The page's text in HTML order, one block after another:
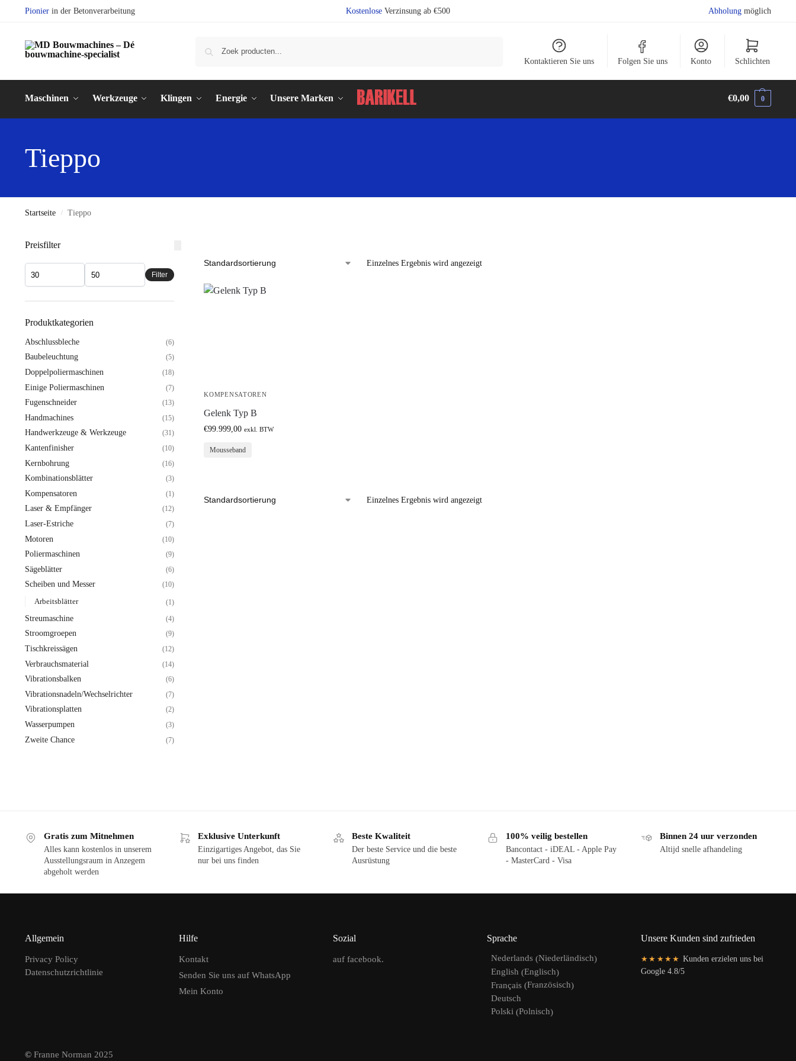
Pionierin der Betonverarbeitung Kostenlose Verzinsung ab €500 Abholung möglich
Kontaktieren Sie uns Folgen Sie uns Konto Schlichten
Maschinen Werkzeuge Klingen Energie Unsere Marken €0,00 0
Tieppo
Startseite / Tieppo
Einzelnes Ergebnis wird angezeigt
KOMPENSATOREN
Gelenk Typ B
€99.999,00 exkl. BTW
Mousseband
Einzelnes Ergebnis wird angezeigt
Preisfilter
Filter
Produktkategorien
Abschlussbleche (6)
Baubeleuchtung (5)
Doppelpoliermaschinen (18)
Einige Poliermaschinen (7)
Fugenschneider (13)
Handmachines (15)
Handwerkzeuge & Werkzeuge (31)
Kantenfinisher (10)
Kernbohrung (16)
Kombinationsblätter (3)
Kompensatoren (1)
Laser & Empfänger (12)
Laser-Estriche (7)
Motoren (10)
Poliermaschinen (9)
Sägeblätter (6)
Scheiben und Messer (10)
Arbeitsblätter (1)
Streumaschine (4)
Stroomgroepen (9)
Tischkreissägen (12)
Verbrauchsmaterial (14)
Vibrationsbalken (6)
Vibrationsnadeln/Wechselrichter (7)
Vibrationsplatten (2)
Wasserpumpen (3)
Zweite Chance (7)
Gratis zum Mitnehmen
Alles kann kostenlos in unserem
Ausstellungsraum in Anzegem
abgeholt werden
Exklusive Unterkunft
Einzigartiges Angebot, das Sie
nur bei uns finden
Beste Kwaliteit
Der beste Service und die beste
Ausrüstung
100% veilig bestellen
Bancontact - iDEAL - Apple Pay
- MasterCard - Visa
Binnen 24 uur verzonden
Altijd snelle afhandeling
Allgemein
Privacy Policy
Datenschutzrichtlinie
Hilfe
Kontakt
Senden Sie uns auf WhatsApp
Mein Konto
Sozial
auf facebook.
Sprache
Nederlands (Niederländisch)
English (Englisch)
Français (Französisch)
Deutsch
Polski (Polnisch)
Unsere Kunden sind zufrieden
★★★★★ Kunden erzielen uns bei
Google 4.8/5
© Franne Norman 2025